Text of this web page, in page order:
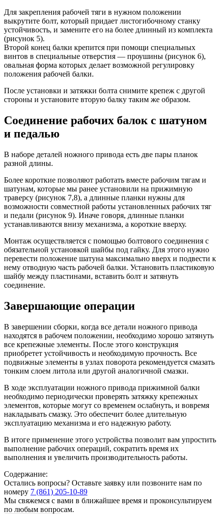
Для закрепления рабочей тяги в нужном положении
выкрутите болт, который придает листогибочному станку
устойчивость, и замените его на более длинный из комплекта
(рисунок 5).
Второй конец балки крепится при помощи специальных
винтов в специальные отверстия — проушины (рисунок 6),
овальная форма которых делает возможной регулировку
положения рабочей балки.
После установки и затяжки болта снимите крепеж с другой
стороны и установите вторую балку таким же образом.
Соединение рабочих балок с шатуном
и педалью
В наборе деталей ножного привода есть две пары планок
разной длины.
Более короткие позволяют работать вместе рабочим тягам и
шатунам, которые мы ранее установили на прижимную
траверсу (рисунок 7,8), а длинные планки нужны для
возможности совместной работы установленных рабочих тяг
и педали (рисунок 9). Иначе говоря, длинные планки
устанавливаются внизу механизма, а короткие вверху.
Монтаж осуществляется с помощью болтового соединения с
обязательной установкой шайбы под гайку. Для этого нужно
перевести положение шатуна максимально вверх и подвести к
нему отводную часть рабочей балки. Установить пластиковую
шайбу между пластинами, вставить болт и затянуть
соединение.
Завершающие операции
В завершении сборки, когда все детали ножного привода
находятся в рабочем положении, необходимо хорошо затянуть
все крепежные элементы. После этого конструкция
приобретет устойчивость и необходимую прочность. Все
подвижные элементы в узлах поворота рекомендуется смазать
тонким слоем литола или другой аналогичной смазки.
В ходе эксплуатации ножного привода прижимной балки
необходимо периодически проверять затяжку крепежных
элементов, которые могут со временем ослабнуть, и вовремя
накладывать смазку. Это обеспечит более длительную
эксплуатацию механизма и его надежную работу.
В итоге применение этого устройства позволит вам упростить
выполнение рабочих операций, сократить время их
выполнения и увеличить производительность работы.
Содержание:
Остались вопросы? Оставьте заявку или позвоните нам по
номеру 7 (861) 205-10-89
Мы свяжемся с вами в ближайшее время и проконсультируем
по любым вопросам.